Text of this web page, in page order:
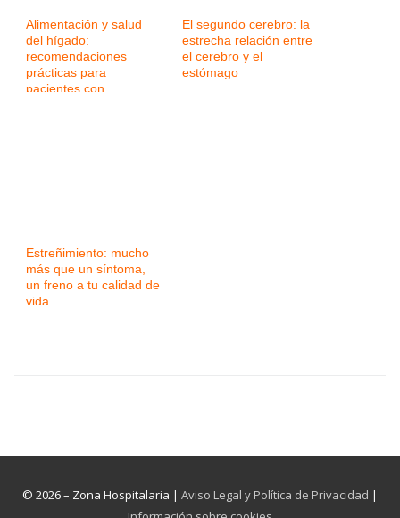
Alimentación y salud
del hígado:
recomendaciones
prácticas para
pacientes con
El segundo cerebro: la
estrecha relación entre
el cerebro y el
estómago
Estreñimiento: mucho
más que un síntoma,
un freno a tu calidad de
vida
© 2026 – Zona Hospitalaria | Aviso Legal y Política de Privacidad |